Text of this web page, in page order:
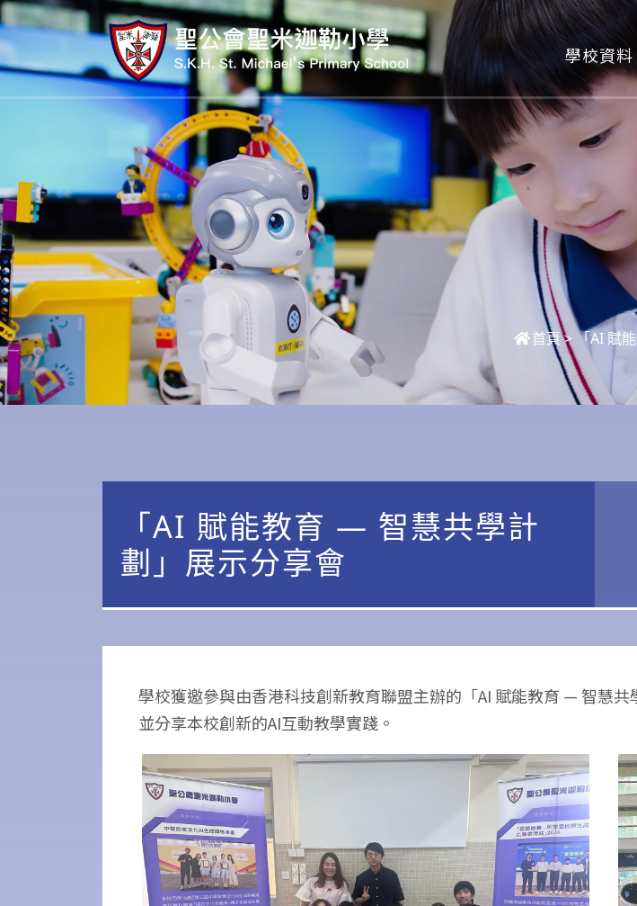
學校資料
首頁 > 「AI 賦
「AI 賦能教育 — 智慧共學計
劃」展示分享會
學校獲邀參與由香港科技創新教育聯盟主辦的「AI 賦能教育 — 智慧
並分享本校創新的AI互動教學實踐。